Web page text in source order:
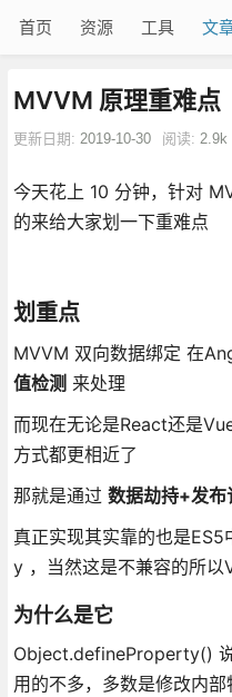
首页 资源 工具 文
MVVM 原理重难点
更新日期: 2019-10-30 阅读: 2.9k
今天花上 10 分钟，针对
的来给大家划一下重难点
划重点
MVVM 双向数据绑定 在
值检测 来处理
而现在无论是React还是
方式都更相近了
那就是通过 数据劫持+发布
真正实现其实靠的也是
y ，当然这是不兼容的所以
为什么是它
Object.defineProperty()
用的不多，多数是修改内